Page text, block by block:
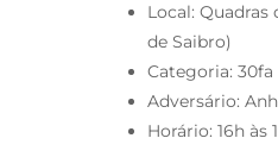
Local: Quadras
de Saibro)
Categoria: 30fa
Adversário:
Horário: 16h às